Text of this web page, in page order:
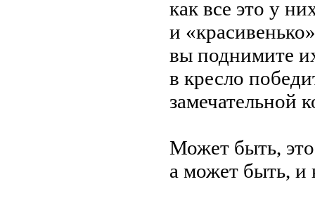
как все это у
и «красивенько»
вы поднимите
в кресло
замечательной
Может быть, это
а может быть, и